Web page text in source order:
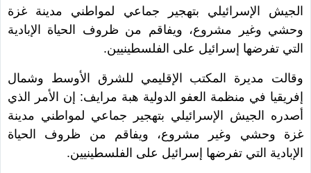
الجيش الإسرائيلي بتهجير جماعي لمواطني مدينة غزة
وحشي وغير مشروع، ويفاقم من ظروف الحياة الإبادية
التي تفرضها إسرائيل على الفلسطينيين.
وقالت مديرة المكتب الإقليمي للشرق الأوسط وشمال
إفريقيا في منظمة العفو الدولية هبة مرايف: إن الأمر الذي
أصدره الجيش الإسرائيلي بتهجير جماعي لمواطني مدينة
غزة وحشي وغير مشروع، ويفاقم من ظروف الحياة
الإبادية التي تفرضها إسرائيل على الفلسطينيين.